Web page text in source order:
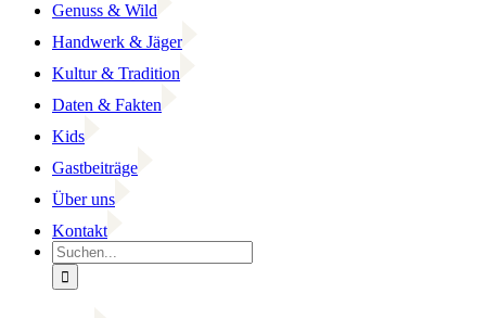
Genuss & Wild
Handwerk & Jäger
Kultur & Tradition
Daten & Fakten
Kids
Gastbeiträge
Über uns
Kontakt
Suche
nach: